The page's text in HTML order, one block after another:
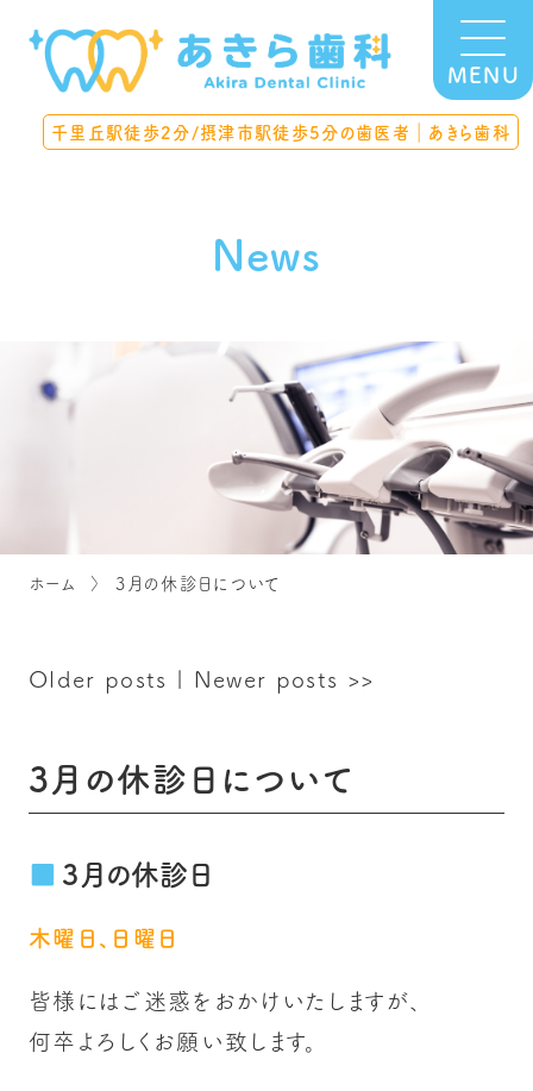
千里丘駅徒歩2分/摂津市駅徒歩5分の歯医者｜あきら歯科
News
ホーム 3月の休診日について
Older posts | Newer posts >>
3月の休診日について
3月の休診日
木曜日、日曜日
皆様にはご迷惑をおかけいたしますが、
何卒よろしくお願い致します。
MENU